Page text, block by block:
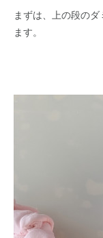
まずは、上の段の
ます。